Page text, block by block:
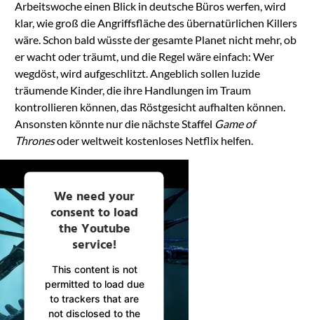
Arbeitswoche einen Blick in deutsche Büros werfen, wird
klar, wie groß die Angriffsfläche des übernatürlichen Killers
wäre. Schon bald wüsste der gesamte Planet nicht mehr, ob
er wacht oder träumt, und die Regel wäre einfach: Wer
wegdöst, wird aufgeschlitzt. Angeblich sollen luzide
träumende Kinder, die ihre Handlungen im Traum
kontrollieren können, das Röstgesicht aufhalten können.
Ansonsten könnte nur die nächste Staffel Game of
Thronesoder weltweit kostenloses Netflix helfen.
We need your
consent to load
the Youtube
service!
This content is not
permitted to load due
to trackers that are
not disclosed to the